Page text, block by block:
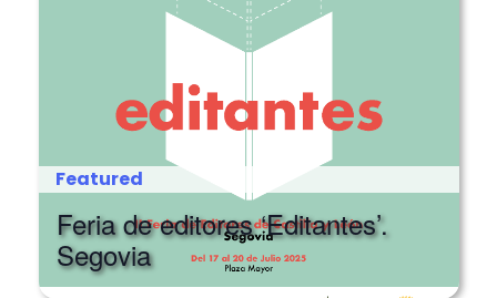
Featured
Feria de editores ‘Editantes’.
Segovia